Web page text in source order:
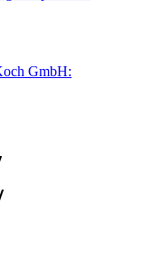
GmbH: